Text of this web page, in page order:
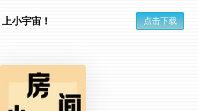
小宇宙！ 点击下载